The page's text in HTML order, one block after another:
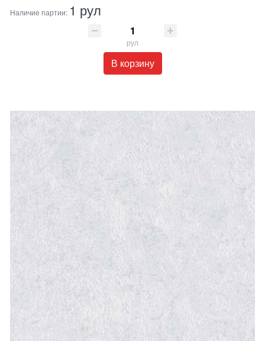
Наличие партии: 1 рул
рул
В корзину